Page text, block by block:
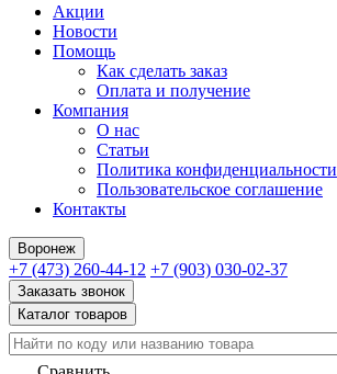
Акции
Новости
Помощь
Как сделать заказ
Оплата и получение
Компания
О нас
Статьи
Политика конфиденциальности
Пользовательское соглашение
Контакты
Воронеж
+7 (473) 260-44-12 +7 (903) 030-02-37
Заказать звонок
Каталог товаров